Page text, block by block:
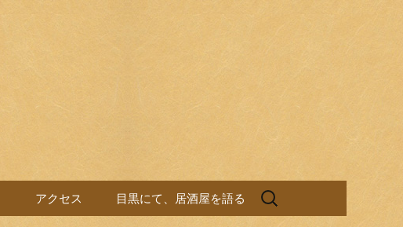
アクセス 目黒にて、居酒屋を語る
検